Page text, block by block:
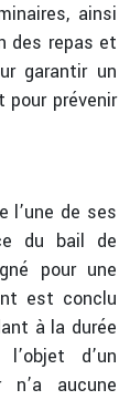
ainsi
des repas et
garantir un
prévenir
l’une de ses
du bail de
pour une
est conclu
à la durée
d’un
aucune